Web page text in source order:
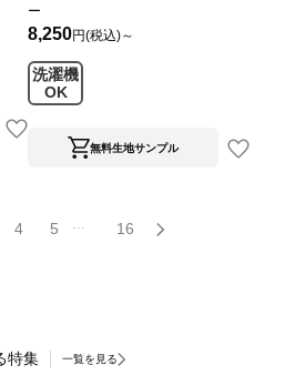
ー
8,250円(税込)～
洗濯機
OK
無料生地サンプル
4 5 16
特集 一覧を見る